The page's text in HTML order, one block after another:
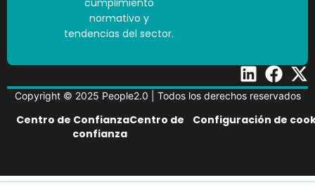
normativo y
tendencias del sector.
Copyright © 2025 People2.0 | Todos los derechos reservados
Centro de ConfianzaCentro de
confianza
Configuración de